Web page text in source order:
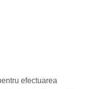
efectuarea